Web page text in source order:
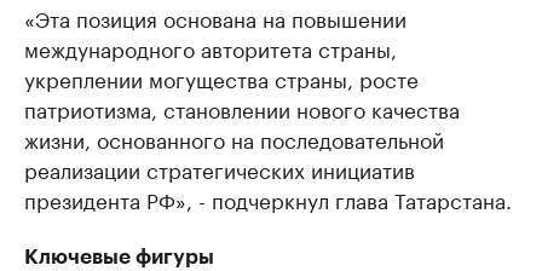
«Эта позиция основана на повышении
международного авторитета страны,
укреплении могущества страны, росте
патриотизма, становлении нового качества
жизни, основанного на последовательной
реализации стратегических инициатив
президента РФ», - подчеркнул глава Татарстана.
Ключевые фигуры